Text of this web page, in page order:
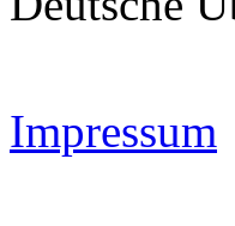
Impressum